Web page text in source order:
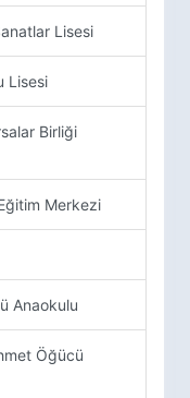
Lisesi
Lisesi
Birliği
Merkezi
Anaokulu
Öğücü